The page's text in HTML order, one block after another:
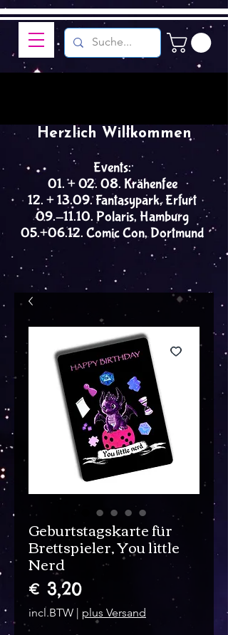
Events:
01. + 02. 08. Krähenfee
12. + 13.09. Fantasypark, Erfurt
09.-11.10. Polaris, Hamburg
05.+06.12. Comic Con, Dortmund
Herzlich Willkommen
Geburtstagskarte für
Brettspieler, You little
Nerd
€ 3,20Prijs
incl.BTW | plus Versand